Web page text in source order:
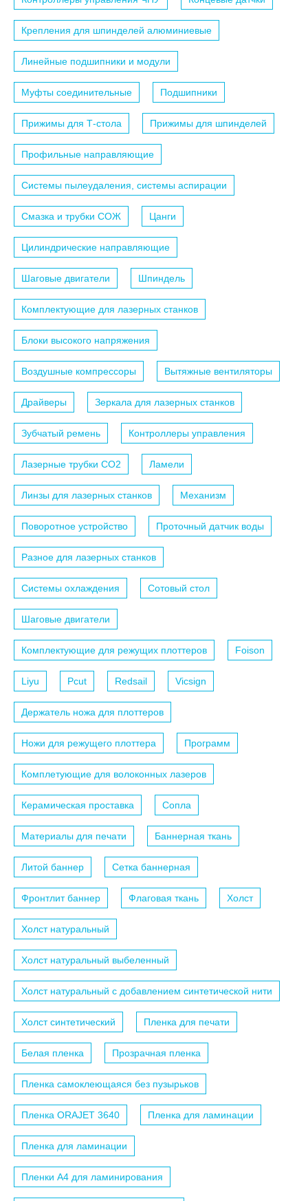
Крепления для шпинделей алюминиевые
Линейные подшипники и модули
Муфты соединительные Подшипники
Прижимы для Т-стола Прижимы для шпинделей
Профильные направляющие
Системы пылеудаления, системы аспирации
Смазка и трубки СОЖ Цанги
Цилиндрические направляющие
Шаговые двигатели Шпиндель
Комплектующие для лазерных станков
Блоки высокого напряжения
Воздушные компрессоры Вытяжные вентиляторы
Драйверы Зеркала для лазерных станков
Зубчатый ремень Контроллеры управления
Лазерные трубки СО2 Ламели
Линзы для лазерных станков Механизм
Поворотное устройство Проточный датчик воды
Разное для лазерных станков
Системы охлаждения Сотовый стол
Шаговые двигатели
Комплектующие для режущих плоттеров Foison
Liyu Pcut Redsail Vicsign
Держатель ножа для плоттеров
Ножи для режущего плоттера Программ
Комплетующие для волоконных лазеров
Керамическая проставка Сопла
Материалы для печати Баннерная ткань
Литой баннер Сетка баннерная
Фронтлит баннер Флаговая ткань Холст
Холст натуральный
Холст натуральный выбеленный
Холст натуральный с добавлением синтетической нити
Холст синтетический Пленка для печати
Белая пленка Прозрачная пленка
Пленка самоклеющаяся без пузырьков
Пленка ORAJET 3640 Пленка для ламинации
Пленка для ламинации
Пленки A4 для ламинирования